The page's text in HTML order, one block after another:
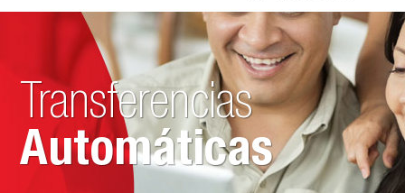
Transferencias
Automáticas